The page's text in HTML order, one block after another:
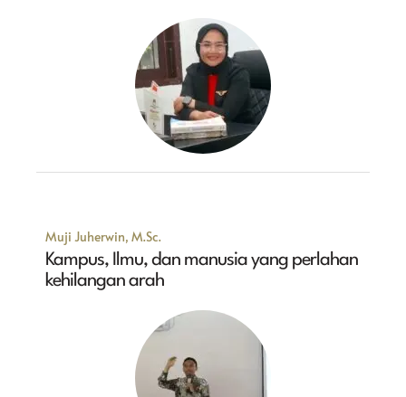
Muji Juherwin, M.Sc.
Kampus, Ilmu, dan manusia yang perlahan
kehilangan arah